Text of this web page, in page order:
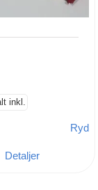
inkl.
Ryd
Detaljer